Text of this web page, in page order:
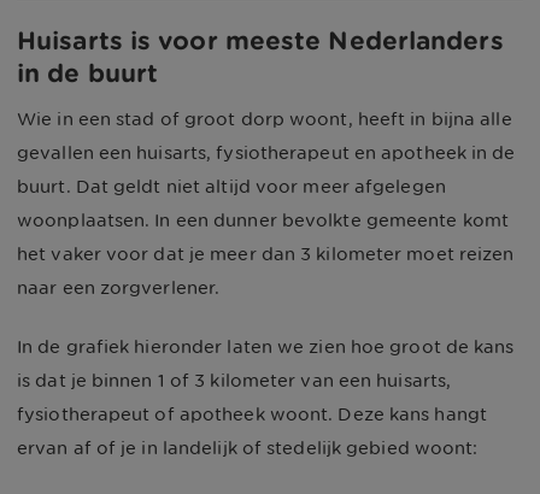
Huisarts is voor meeste Nederlanders
in de buurt
Wie in een stad of groot dorp woont, heeft in bijna alle
gevallen een huisarts, fysiotherapeut en apotheek in de
buurt. Dat geldt niet altijd voor meer afgelegen
woonplaatsen. In een dunner bevolkte gemeente komt
het vaker voor dat je meer dan 3 kilometer moet reizen
naar een zorgverlener.
In de grafiek hieronder laten we zien hoe groot de kans
is dat je binnen 1 of 3 kilometer van een huisarts,
fysiotherapeut of apotheek woont. Deze kans hangt
ervan af of je in landelijk of stedelijk gebied woont: